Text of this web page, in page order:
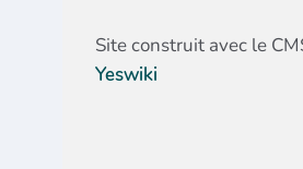
Site construit avec le
Yeswiki